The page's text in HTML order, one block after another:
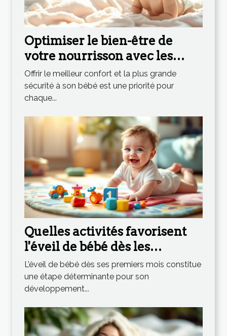
Optimiser le bien-être de
votre nourrisson avec les
couches bio
Offrir le meilleur confort et la plus grande
sécurité à son bébé est une priorité pour
chaque...
Quelles activités favorisent
l'éveil de bébé dès les
premiers mois ?
L’éveil de bébé dès ses premiers mois constitue
une étape déterminante pour son
développement...